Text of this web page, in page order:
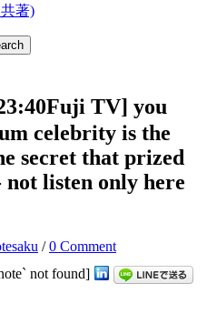
著)
TV] you
celebrity is the
secret that prized
not listen only here
/0 Comment
not found]